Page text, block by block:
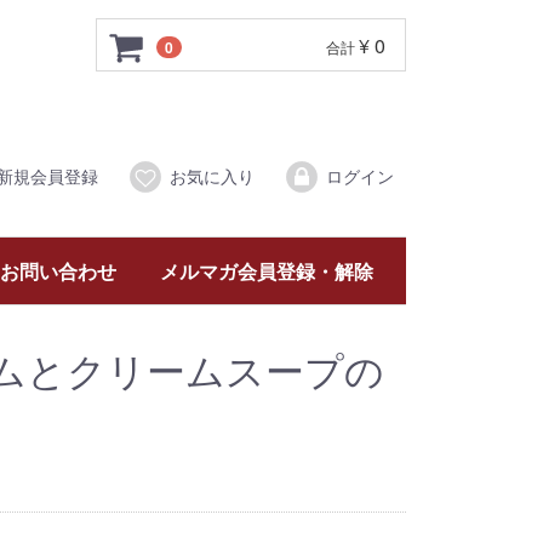
0 合計¥ 0
規会員登録 お気に入り ログイン
お問い合わせ メルマガ会員登録・解除
とクリームスープの